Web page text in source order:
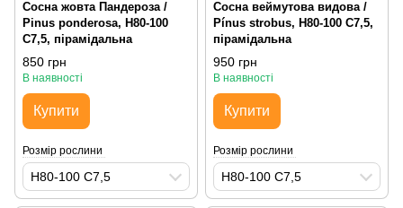
Сосна жовта Пандероза /
Pinus ponderosa, H80-100
С7,5, пірамідальна
850 грн
В наявності
Купити
Розмір рослини
H80-100 С7,5
Сосна веймутова видова /
Pínus strobus, H80-100 С7,5,
пірамідальна
950 грн
В наявності
Купити
Розмір рослини
H80-100 С7,5